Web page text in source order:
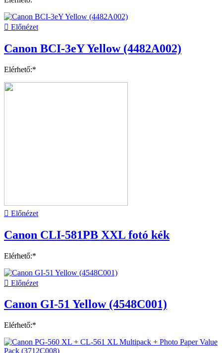
 Előnézet
Canon BCI-3eY Yellow (4482A002)
Elérhető:*
 Előnézet
Canon CLI-581PB XXL fotó kék
Elérhető:*
 Előnézet
Canon GI-51 Yellow (4548C001)
Elérhető:*